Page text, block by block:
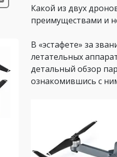
Какой из двух
преимуществами и
В «эстафете» за
летательных
детальный обзор
ознакомившись с